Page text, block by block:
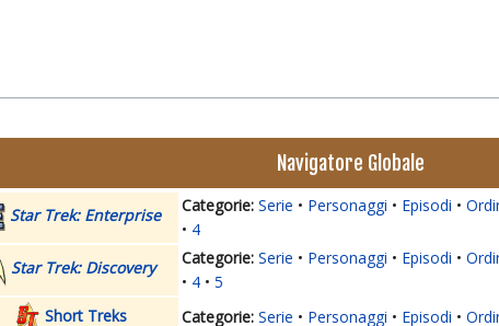
Navigatore Globale
Star Trek: Enterprise Serie Personaggi Episodi
4
Star Trek: Discovery
Serie Personaggi Episodi
4
5
Short Treks
Serie Personaggi Episodi